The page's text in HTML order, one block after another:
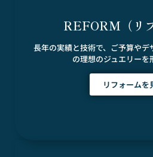
REFORM（リ
長年の実績と技術で、ご予算や
の理想のジュエリーを
リフォームを